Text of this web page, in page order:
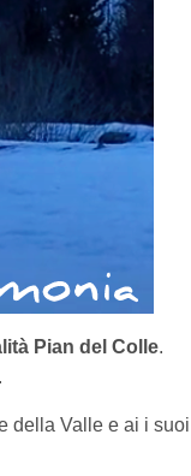
Pian del Colle.
della Valle e ai i suoi